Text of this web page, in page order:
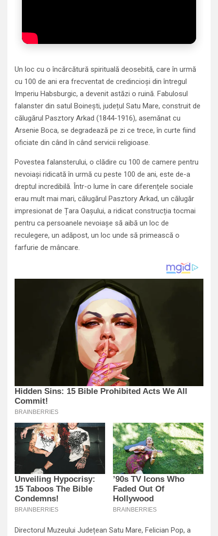
Un loc cu o încărcătură spirituală deosebită, care în urmă
cu 100 de ani era frecventat de credincioși din întregul
Imperiu Habsburgic, a devenit astăzi o ruină. Fabulosul
falanster din satul Boinești, județul Satu Mare, construit de
călugărul Pasztory Arkad (1844-1916), asemănat cu
Arsenie Boca, se degradează pe zi ce trece, în curte fiind
oficiate din când în când servicii religioase.
Povestea falansterului, o clădire cu 100 de camere pentru
nevoiași ridicată în urmă cu peste 100 de ani, este de-a
dreptul incredibilă. Într-o lume în care diferențele sociale
erau mult mai mari, călugărul Pasztory Arkad, un călugăr
impresionat de Țara Oașului, a ridicat construcția tocmai
pentru ca persoanele nevoiașe să aibă un loc de
reculegere, un adăpost, un loc unde să primească o
farfurie de mâncare.
Directorul Muzeului Județean Satu Mare, Felician Pop, a